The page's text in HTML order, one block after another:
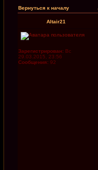
Вернуться к началу
Altair21
Зарегистрирован: Вс
29.03.2015, 23:56
Сообщения: 92